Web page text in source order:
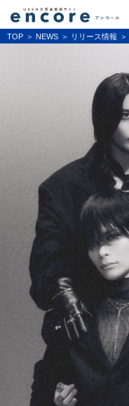
TOP NEWS リリース情報